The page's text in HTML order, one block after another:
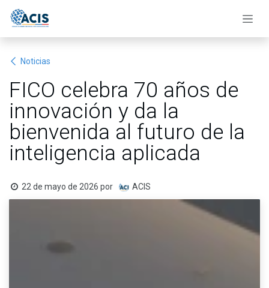
Noticias
FICO celebra 70 años de
innovación y da la
bienvenida al futuro de la
inteligencia aplicada
22 de mayo de 2026 por ACIS